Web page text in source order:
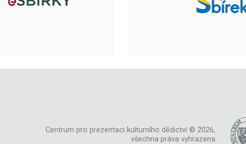
Centrum pro prezentaci kulturního dědictví © 2026,
všechna práva vyhrazena